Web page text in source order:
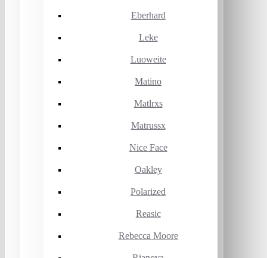
Eberhard
Leke
Luoweite
Matino
Matlrxs
Matrussx
Nice Face
Oakley
Polarized
Reasic
Rebecca Moore